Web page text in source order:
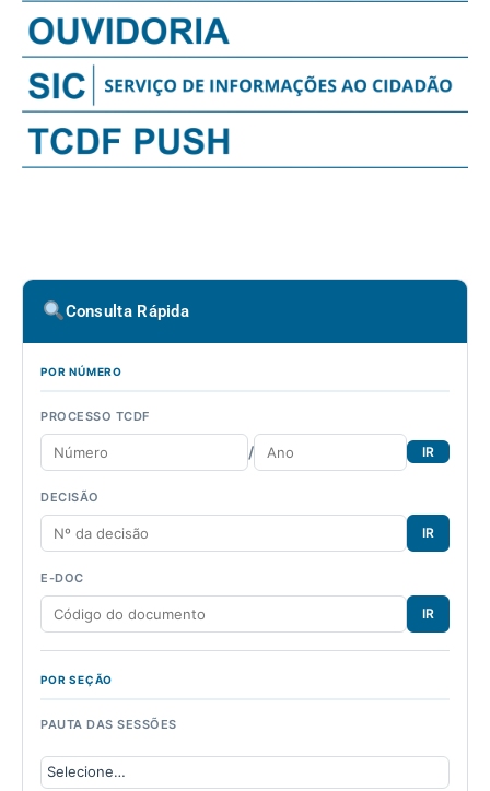
Consulta Rápida
POR NÚMERO
PROCESSO TCDF
/ IR
DECISÃO
IR
E-DOC
IR
POR SEÇÃO
PAUTA DAS SESSÕES